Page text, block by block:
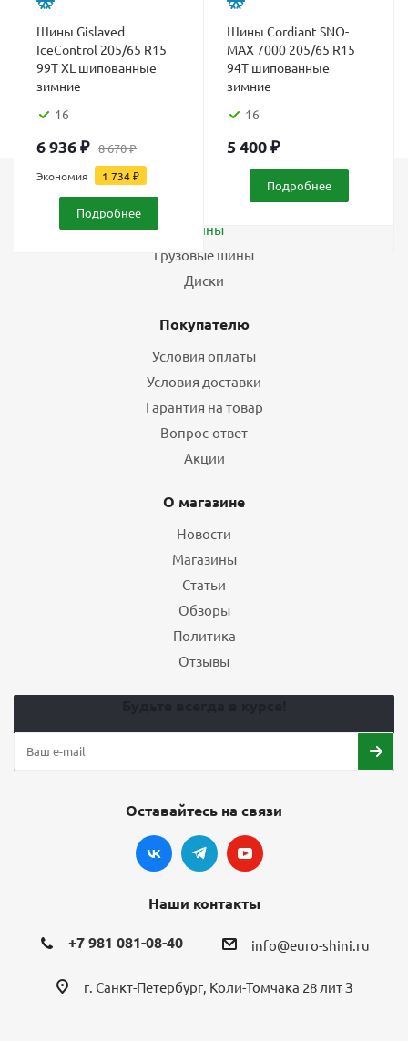
Шины Gislaved
IceControl 205/65 R15
99T XL шипованные
зимние
16
6 936₽ 8 670₽
Экономия 1 734₽
Подробнее
Шины Cordiant SNO-
MAX 7000 205/65 R15
94T шипованные
зимние
16
5 400₽
Подробнее
Шины
Грузовые шины
Диски
Покупателю
Условия оплаты
Условия доставки
Гарантия на товар
Вопрос-ответ
Акции
О магазине
Новости
Магазины
Статьи
Обзоры
Политика
Отзывы
Оставайтесь на связи
Наши контакты
+7 981 081-08-40 info@euro-shini.ru
г. Санкт-Петербург, Коли-Томчака 28 лит З